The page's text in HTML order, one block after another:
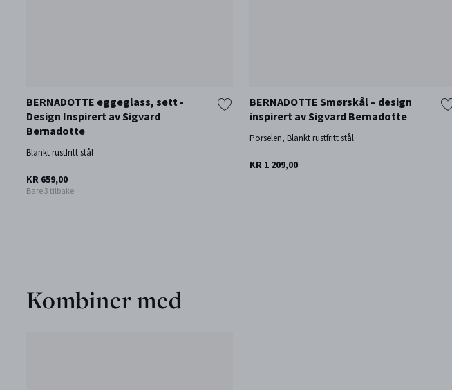
BERNADOTTE eggeglass, sett -
Design Inspirert av Sigvard
Bernadotte
Blankt rustfritt stål
KR 659,00
Bare 3 tilbake
BERNADOTTE Smørskål – design
inspirert av Sigvard Bernadotte
Porselen, Blankt rustfritt stål
KR 1 209,00
Kombiner med